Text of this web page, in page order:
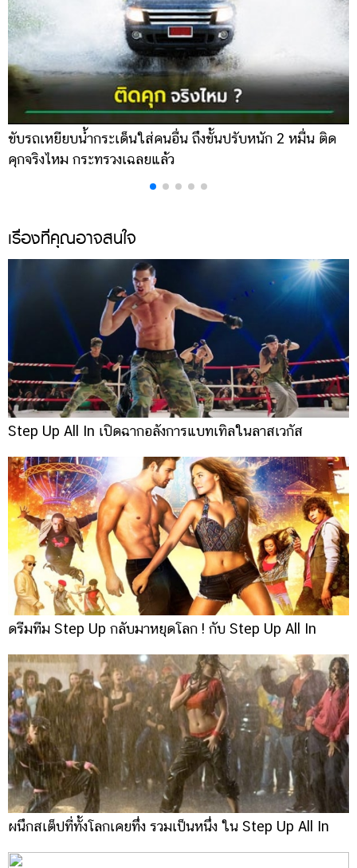
ขับรถเหยียบน้ำกระเด็นใส่คนอื่น ถึงขั้นปรับหนัก 2 หมื่น ติด
คุกจริงไหม กระทรวงเฉลยแล้ว
เรื่องที่คุณอาจสนใจ
Step Up All In เปิดฉากอลังการแบทเทิลในลาสเวกัส
ดรีมทีม Step Up กลับมาหยุดโลก ! กับ Step Up All In
ผนึกสเต็ปที่ทั้งโลกเคยทึ่ง รวมเป็นหนึ่ง ใน Step Up All In